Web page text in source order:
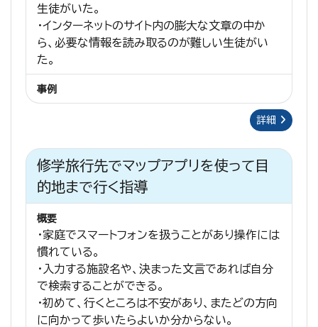
生徒がいた。
・インターネットのサイト内の膨大な文章の中か
ら、必要な情報を読み取るのが難しい生徒がい
た。
事例
詳細
修学旅行先でマップアプリを使って目
的地まで行く指導
概要
・家庭でスマートフォンを扱うことがあり操作には
慣れている。
・入力する施設名や、決まった文言であれば自分
で検索することができる。
・初めて、行くところは不安があり、またどの方向
に向かって歩いたらよいか分からない。